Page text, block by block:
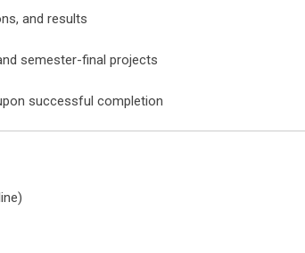
and results
semester-final projects
successful completion